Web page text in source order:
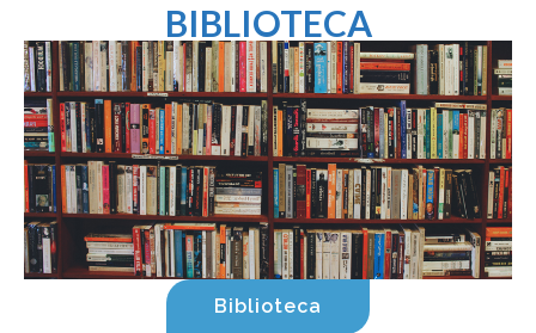
BIBLIOTECA
Biblioteca